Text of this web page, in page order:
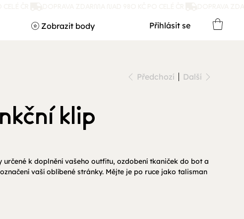
Přihlásit se
Zobrazit body
Předchozí Další
klip
určené k doplnění vašeho outfitu, ozdobení tkaniček do bot a
vaší oblíbené stránky. Mějte je po ruce jako talisman